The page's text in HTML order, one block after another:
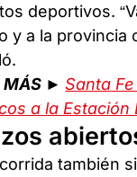
deportivos.
y a la provincia
MÁS ►Santa
a la Estación
también